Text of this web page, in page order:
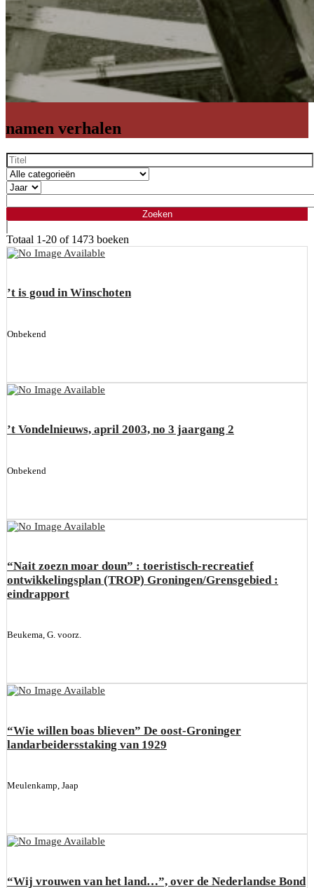
namen verhalen
Totaal 1-20 of 1473 boeken
’t is goud in Winschoten
Onbekend
’t Vondelnieuws, april 2003, no 3 jaargang 2
Onbekend
“Nait zoezn moar doun” : toeristisch-recreatief
ontwikkelingsplan (TROP) Groningen/Grensgebied :
eindrapport
Beukema, G. voorz.
“Wie willen boas blieven” De oost-Groninger
landarbeidersstaking van 1929
Meulenkamp, Jaap
“Wij vrouwen van het land…”, over de Nederlandse Bond